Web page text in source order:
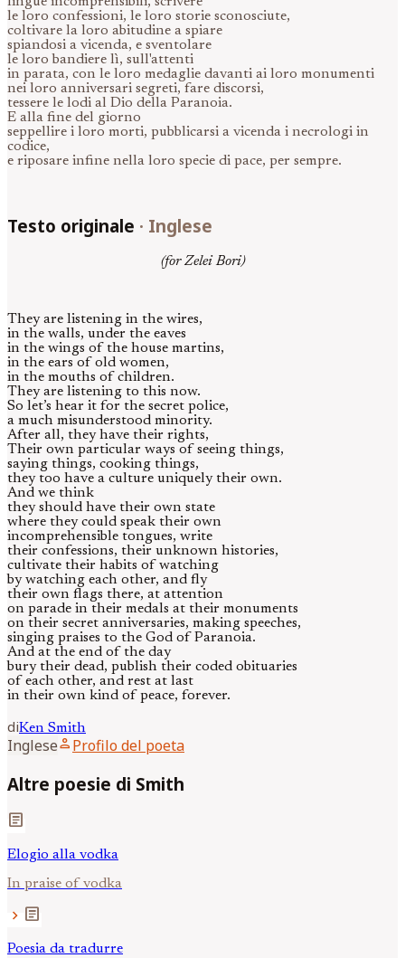
le loro confessioni, le loro storie sconosciute,
coltivare la loro abitudine a spiare
spiandosi a vicenda, e sventolare
le loro bandiere lì, sull'attenti
in parata, con le loro medaglie davanti ai loro monumenti
nei loro anniversari segreti, fare discorsi,
tessere le lodi al Dio della Paranoia.
E alla fine del giorno
seppellire i loro morti, pubblicarsi a vicenda i necrologi in
codice,
e riposare infine nella loro specie di pace, per sempre.
Testo originale · Inglese
(for Zelei Bori)
They are listening in the wires,
in the walls, under the eaves
in the wings of the house martins,
in the ears of old women,
in the mouths of children.
They are listening to this now.
So let’s hear it for the secret police,
a much misunderstood minority.
After all, they have their rights,
Their own particular ways of seeing things,
saying things, cooking things,
they too have a culture uniquely their own.
And we think
they should have their own state
where they could speak their own
incomprehensible tongues, write
their confessions, their unknown histories,
cultivate their habits of watching
by watching each other, and fly
their own flags there, at attention
on parade in their medals at their monuments
on their secret anniversaries, making speeches,
singing praises to the God of Paranoia.
And at the end of the day
bury their dead, publish their coded obituaries
of each other, and rest at last
in their own kind of peace, forever.
diKen Smith
Ingleseperson Profilo del poeta
Altre poesie di Smith
article
Elogio alla vodka
In praise of vodka
chevron_right article
Poesia da tradurre